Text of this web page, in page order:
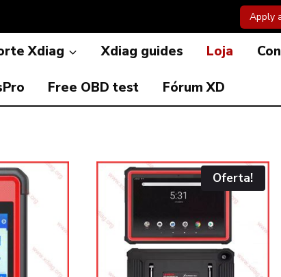
Apply
Xdiag Xdiag guides Loja
Free OBD test Fórum XD
Oferta!